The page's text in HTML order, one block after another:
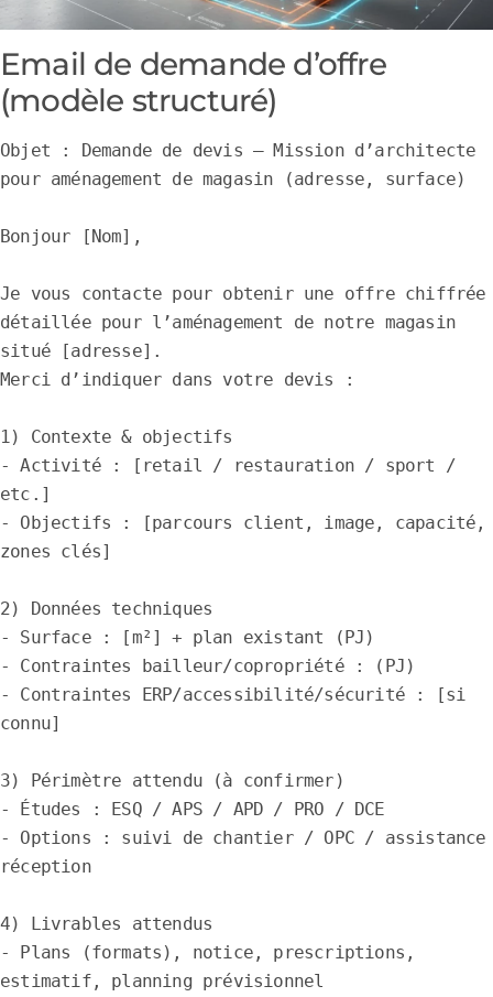
Email de demande d’offre
(modèle structuré)
Objet : Demande de devis – Mission d’architecte
pour aménagement de magasin (adresse, surface)
Bonjour [Nom],
Je vous contacte pour obtenir une offre chiffrée
détaillée pour l’aménagement de notre magasin
situé [adresse].
Merci d’indiquer dans votre devis :
1) Contexte & objectifs
- Activité : [retail / restauration / sport /
etc.]
- Objectifs : [parcours client, image, capacité,
zones clés]
2) Données techniques
- Surface : [m²] + plan existant (PJ)
- Contraintes bailleur/copropriété : (PJ)
- Contraintes ERP/accessibilité/sécurité : [si
connu]
3) Périmètre attendu (à confirmer)
- Études : ESQ / APS / APD / PRO / DCE
- Options : suivi de chantier / OPC / assistance
réception
4) Livrables attendus
- Plans (formats), notice, prescriptions,
estimatif, planning prévisionnel